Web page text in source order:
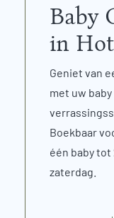
Baby
in
Geniet van
met uw
Boekbaar
één baby tot
zaterdag.